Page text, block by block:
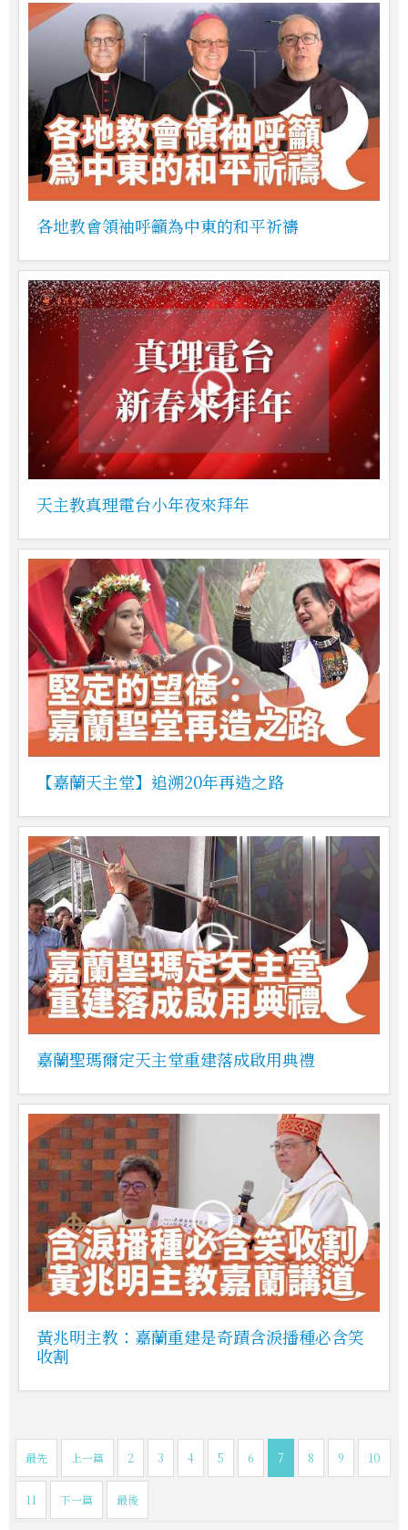
各地教會領袖呼籲為中東的和平祈禱
天主教真理電台小年夜來拜年
【嘉蘭天主堂】追溯20年再造之路
嘉蘭聖瑪爾定天主堂重建落成啟用典禮
黃兆明主教：嘉蘭重建是奇蹟含淚播種必含笑
收割
最先 上一篇 2 3 4 5 6 7 8 9 10
11 下一篇 最後